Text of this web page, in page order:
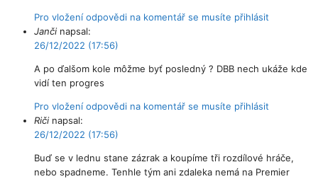
Pro vložení odpovědi na komentář se musíte přihlásit
Janči napsal:
26/12/2022 (17:56)
A po ďalšom kole môžme byť posledný ? DBB nech ukáže kde
vidí ten progres
Pro vložení odpovědi na komentář se musíte přihlásit
Riči napsal:
26/12/2022 (17:56)
Buď se v lednu stane zázrak a koupíme tři rozdílové hráče,
nebo spadneme. Tenhle tým ani zdaleka nemá na Premier